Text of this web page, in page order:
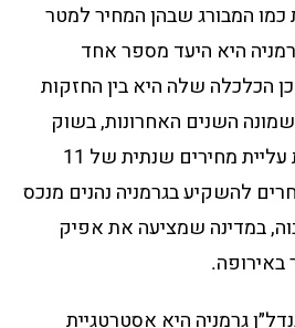
כמו המבורג שבהן המחיר למטר
היא היעד מספר אחד
הכלכלה שלה היא בין החזקות
השנים האחרונות, בשוק
הנדל״ן בגרמניה נרשמת עליית מחירים שנתית של 11
להשקיע בגרמניה נהנים מנכס
במדינה שמציעה את אפיק
באירופה.
גרמניה היא אסטרטגיית